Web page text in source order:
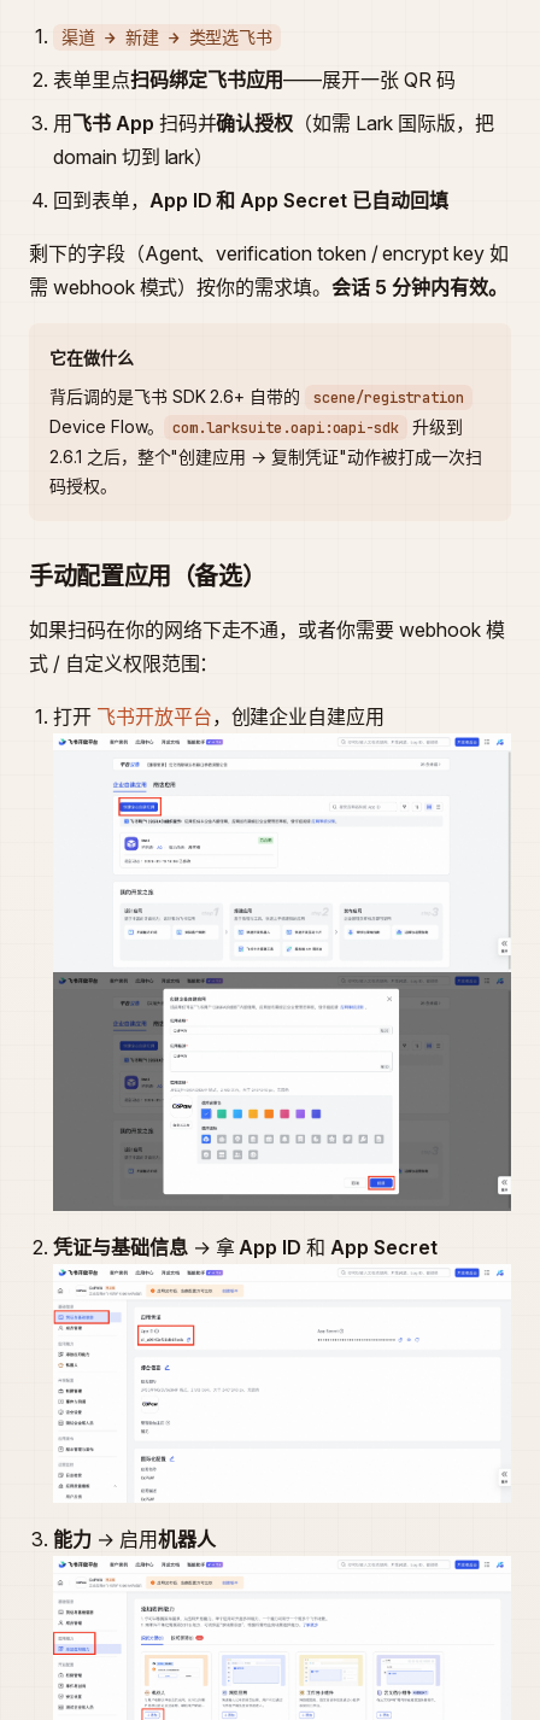
渠道 → 新建 → 类型选飞书
表单里点扫码绑定飞书应用——展开一张 QR 码
用 飞书 App 扫码并确认授权 （如需 Lark 国际版，把
domain 切到 lark）
回到表单， App ID 和 App Secret 已自动回填
剩下的字段（Agent、verification token / encrypt key 如
需 webhook 模式）按你的需求填。会话 5 分钟内有效。
它在做什么
背后调的是飞书 SDK 2.6+ 自带的
scene/registration
Device Flow。
com.larksuite.oapi:oapi-sdk
升级到
2.6.1 之后，整个"创建应用 → 复制凭证"动作被打成一次扫
码授权。
手动配置应用（备选）
如果扫码在你的网络下走不通，或者你需要 webhook 模
式 / 自定义权限范围：
打开 飞书开放平台，创建企业自建应用
凭证与基础信息→ 拿App ID 和App Secret
能力→ 启用机器人